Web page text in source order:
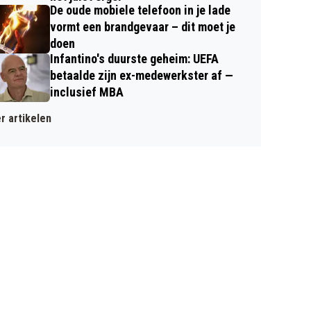
De oude mobiele telefoon in je lade
vormt een brandgevaar – dit moet je
doen
Infantino's duurste geheim: UEFA
betaalde zijn ex-medewerkster af —
inclusief MBA
artikelen